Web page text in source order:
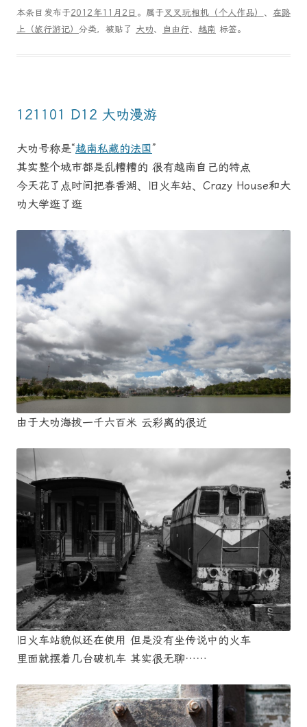
本条目发布于2012年11月2日 。属于叉叉玩相机（个人作品） 、 在路
上（旅行游记） 分类，被贴了 大叻、 自由行、 越南 标签。
121101 D12 大叻漫游
大叻号称是“越南私藏的法国”
其实整个城市都是乱糟糟的 很有越南自己的特点
今天花了点时间把春香湖、旧火车站、Crazy House和大
叻大学逛了逛
由于大叻海拔一千六百米 云彩离的很近
旧火车站貌似还在使用 但是没有坐传说中的火车
里面就摆着几台破机车 其实很无聊……